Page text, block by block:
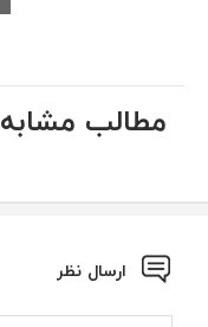
مطالب مشابه
ارسال نظر